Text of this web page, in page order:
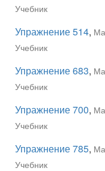
Учебник
Упражнение 514,
Учебник
Упражнение 683,
Учебник
Упражнение 700,
Учебник
Упражнение 785,
Учебник